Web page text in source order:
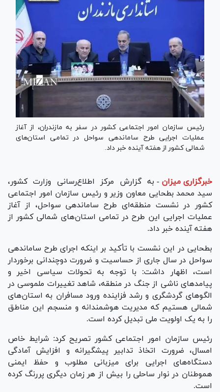
رئیس سازمان امور اجتماعی کشور در سفر به مازندران، از آغاز
عملیات اجرایی طرح ساماندهی سواحل در تمامی استان‌های
شمالی کشور از هفته آینده خبر داد.
خبرگزاری میزان - به گزارش مرکز اطلاع‌رسانی وزارت کشور،
سید محمد بطحایی معاون وزیر و رئیس سازمان امور اجتماعی
کشور در نشست منطقه‌ای طرح ساماندهی سواحل، از آغاز
عملیات اجرایی این طرح در تمامی استان‌های شمالی کشور از
هفته آینده خبر داد.
بطحایی در این نشست با تأکید بر اینکه اجرای طرح ساماندهی
سواحل در سال جاری از حساسیت و ضرورت دوچندانی برخوردار
است، اظهار داشت: با توجه به تحولات سیاسی اخیر و
پیامد‌های ناشی از جنگ در منطقه، شاهد تغییرات ملموسی در
الگو‌های گردشگری و رشد فزاینده ورود مسافران به استان‌های
شمالی هستیم که مدیریت هوشمندانه و منسجم این مناطق
را به یک اولویت ملی تبدیل کرده است.
رئیس سازمان امور اجتماعی کشور تصریح کرد: شرایط خاص
امسال، ضرورت اتخاذ تدابیر پیشگیرانه و افزایش آمادگی
دستگاه‌های اجرایی برای میزبانی مطلوب و حفظ ایمنی
هموطنان در نوار ساحلی را بیش از هر زمان دیگری پررنگ کرده
است.